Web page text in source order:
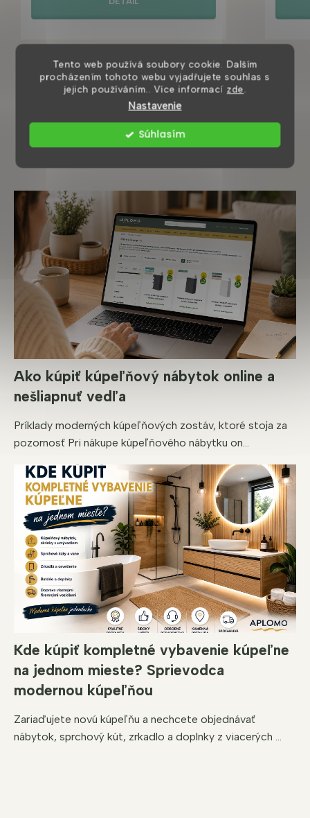
Tento web používá soubory cookie. Dalším
procházením tohoto webu vyjadřujete souhlas s
jejich používáním.. Více informací zde.
Nastavenie
Súhlasím
Užitočné články
Ako kúpiť kúpeľňový nábytok online a
nešliapnuť vedľa
Príklady moderných kúpeľňových zostáv, ktoré stoja za
pozornosť Pri nákupe kúpeľňového nábytku on...
Kde kúpiť kompletné vybavenie kúpeľne
na jednom mieste? Sprievodca
modernou kúpeľňou
Zariaďujete novú kúpeľňu a nechcete objednávať
nábytok, sprchový kút, zrkadlo a doplnky z viacerých ...